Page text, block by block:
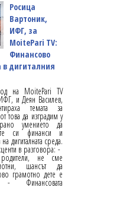
Росица
Вартоник,
ИФГ, за
MoitePari TV:
Финансово
в дигиталния
на MoitePari TV
и Деян Василев,
темата за
това да изградим у
умението да
си финанси и
на дигиталната среда.
в разговора: -
не сме
шансът да
грамотно дете е
- Финансовата